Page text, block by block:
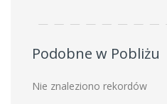
Podobne w Pobliżu
Nie znaleziono rekordów